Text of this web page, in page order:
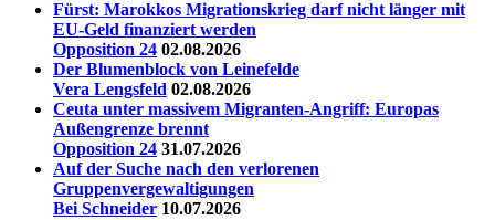
Fürst: Marokkos Migrationskrieg darf nicht länger mit
EU-Geld finanziert werden
Opposition 24 02.08.2026
Der Blumenblock von Leinefelde
Vera Lengsfeld 02.08.2026
Ceuta unter massivem Migranten-Angriff: Europas
Außengrenze brennt
Opposition 24 31.07.2026
Auf der Suche nach den verlorenen
Gruppenvergewaltigungen
Bei Schneider 10.07.2026